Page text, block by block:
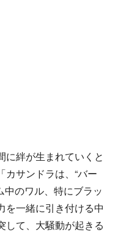
絆が生まれていくと
サンドラは、“バー
中のワル、特にブラッ
を一緒に引き付ける中
して、大騒動が起きる